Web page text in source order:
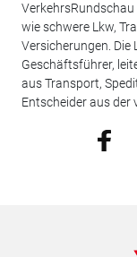
wie schwere Lkw,
Versicherungen. Die
Geschäftsführer,
aus Transport,
Entscheider aus der